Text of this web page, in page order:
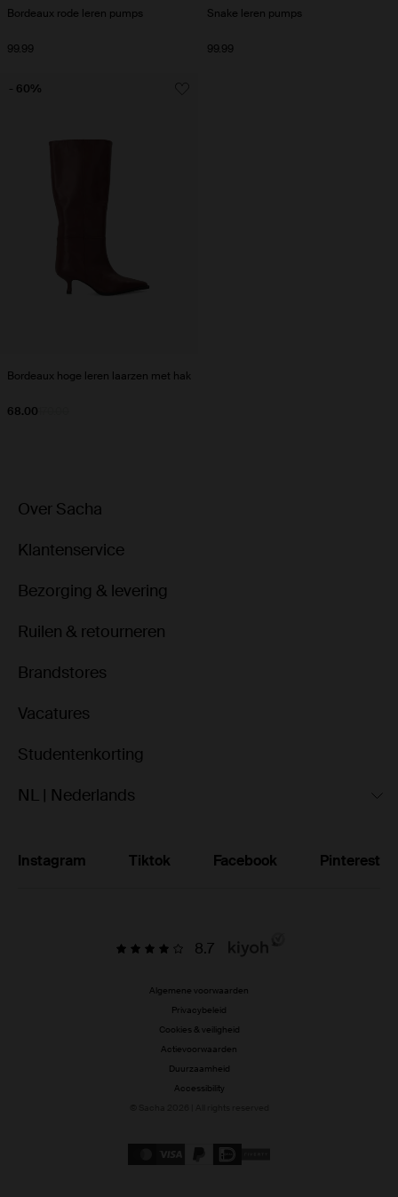
Bordeaux rode leren pumps
99.99
Snake leren pumps
99.99
Bordeaux hoge leren laarzen met hak
68.00
- 60%
Over Sacha
Klantenservice
Bezorging & levering
Ruilen & retourneren
Brandstores
Vacatures
Studentenkorting
NL | Nederlands
Instagram Tiktok Facebook Pinterest
8.7
Algemene voorwaarden
Privacybeleid
Cookies & veiligheid
Actievoorwaarden
Duurzaamheid
Accessibility